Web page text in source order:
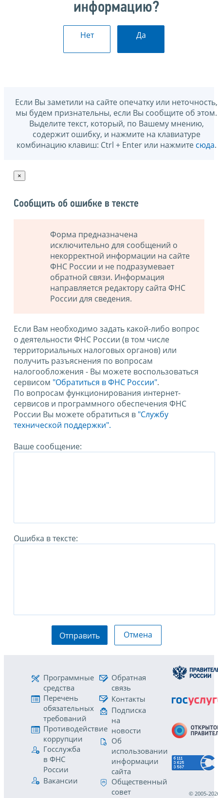
информацию?
Нет Да
Если Вы заметили на сайте опечатку или неточность,
мы будем признательны, если Вы сообщите об этом.
Выделите текст, который, по Вашему мнению,
содержит ошибку, и нажмите на клавиатуре
комбинацию клавиш: Ctrl + Enter или нажмите сюда.
×
Сообщить об ошибке в тексте
Форма предназначена
исключительно для сообщений о
некорректной информации на сайте
ФНС России и не подразумевает
обратной связи. Информация
направляется редактору сайта ФНС
России для сведения.
Если Вам необходимо задать какой-либо вопрос
о деятельности ФНС России (в том числе
территориальных налоговых органов) или
получить разъяснения по вопросам
налогообложения - Вы можете воспользоваться
сервисом "Обратиться в ФНС России".
По вопросам функционирования интернет-
сервисов и программного обеспечения ФНС
России Вы можете обратиться в "Службу
технической поддержки".
Ваше сообщение:
Ошибка в тексте:
Отправить Отмена
Программные
средства
Перечень
обязательных
требований
Противодействие
коррупции
Госслужба
в ФНС
России
Вакансии
Обратная
связь
Контакты
Подписка
на
новости
Об
использовании
информации
сайта
Общественный
совет
© 2005-